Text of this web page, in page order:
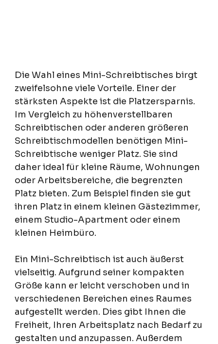
Die Wahl eines Mini-Schreibtisches birgt
zweifelsohne viele Vorteile. Einer der
stärksten Aspekte ist die Platzersparnis.
Im Vergleich zu höhenverstellbaren
Schreibtischen oder anderen größeren
Schreibtischmodellen benötigen Mini-
Schreibtische weniger Platz. Sie sind
daher ideal für kleine Räume, Wohnungen
oder Arbeitsbereiche, die begrenzten
Platz bieten. Zum Beispiel finden sie gut
ihren Platz in einem kleinen Gästezimmer,
einem Studio-Apartment oder einem
kleinen Heimbüro.
Ein Mini-Schreibtisch ist auch äußerst
vielseitig. Aufgrund seiner kompakten
Größe kann er leicht verschoben und in
verschiedenen Bereichen eines Raumes
aufgestellt werden. Dies gibt Ihnen die
Freiheit, Ihren Arbeitsplatz nach Bedarf zu
gestalten und anzupassen. Außerdem